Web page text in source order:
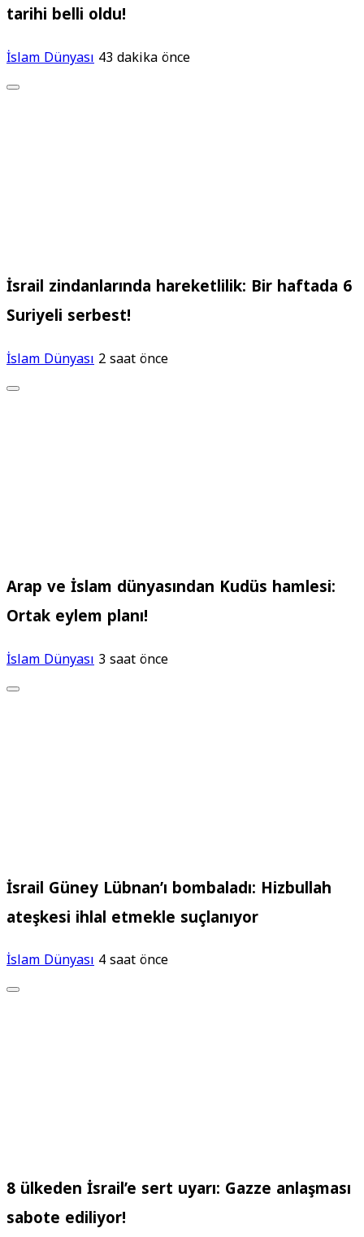
tarihi belli oldu!
İslam Dünyası43 dakika önce
İsrail zindanlarında hareketlilik: Bir haftada 6
Suriyeli serbest!
İslam Dünyası2 saat önce
Arap ve İslam dünyasından Kudüs hamlesi:
Ortak eylem planı!
İslam Dünyası3 saat önce
İsrail Güney Lübnan’ı bombaladı: Hizbullah
ateşkesi ihlal etmekle suçlanıyor
İslam Dünyası4 saat önce
8 ülkeden İsrail’e sert uyarı: Gazze anlaşması
sabote ediliyor!